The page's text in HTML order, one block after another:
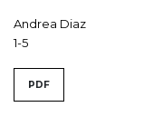
Andrea Diaz
1-5
PDF